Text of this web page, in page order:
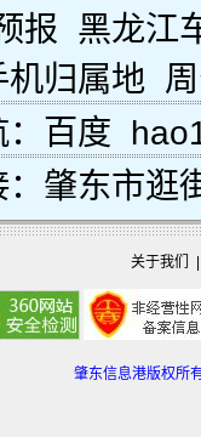
报 黑龙江
机归属地
百度
肇东市逛
关于我们
肇东信息港版权所